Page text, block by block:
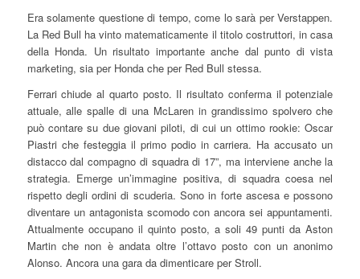
Era solamente questione di tempo, come lo sarà per Verstappen.
La Red Bull ha vinto matematicamente il titolo costruttori, in casa
della Honda. Un risultato importante anche dal punto di vista
marketing, sia per Honda che per Red Bull stessa.
Ferrari chiude al quarto posto. Il risultato conferma il potenziale
attuale, alle spalle di una McLaren in grandissimo spolvero che
può contare su due giovani piloti, di cui un ottimo rookie: Oscar
Piastri che festeggia il primo podio in carriera. Ha accusato un
distacco dal compagno di squadra di 17”, ma interviene anche la
strategia. Emerge un’immagine positiva, di squadra coesa nel
rispetto degli ordini di scuderia. Sono in forte ascesa e possono
diventare un antagonista scomodo con ancora sei appuntamenti.
Attualmente occupano il quinto posto, a soli 49 punti da Aston
Martin che non è andata oltre l’ottavo posto con un anonimo
Alonso. Ancora una gara da dimenticare per Stroll.